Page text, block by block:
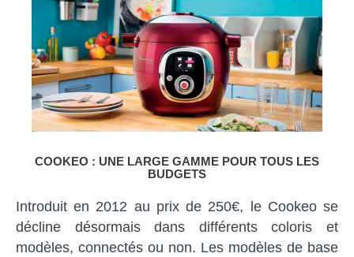
COOKEO : UNE LARGE GAMME POUR TOUS LES
BUDGETS
Introduit en 2012 au prix de 250€, le Cookeo se
décline désormais dans différents coloris et
modèles, connectés ou non. Les modèles de base